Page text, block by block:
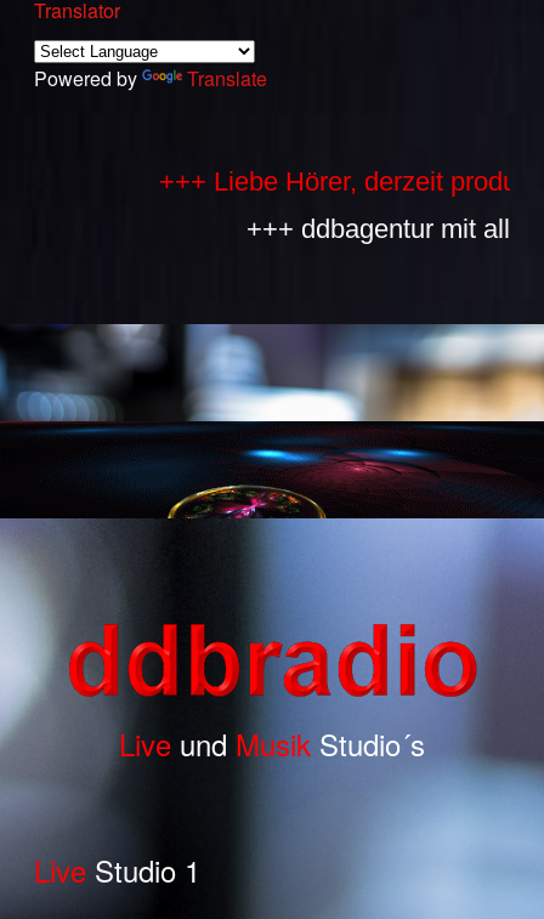
Translator
Powered by Translate
+++ Liebe Hörer, derzeit
+++ ddbagentur mit allen
Live und Musik Studio´s
Live Studio 1